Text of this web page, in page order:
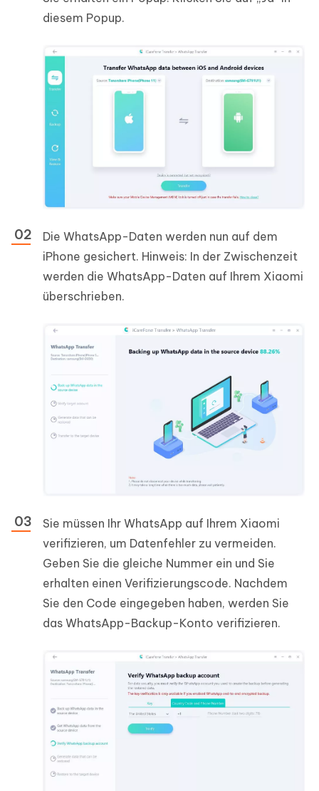
diesem Popup.
Die WhatsApp-Daten werden nun auf dem
iPhone gesichert. Hinweis: In der Zwischenzeit
werden die WhatsApp-Daten auf Ihrem Xiaomi
überschrieben.
Sie müssen Ihr WhatsApp auf Ihrem Xiaomi
verifizieren, um Datenfehler zu vermeiden.
Geben Sie die gleiche Nummer ein und Sie
erhalten einen Verifizierungscode. Nachdem
Sie den Code eingegeben haben, werden Sie
das WhatsApp-Backup-Konto verifizieren.